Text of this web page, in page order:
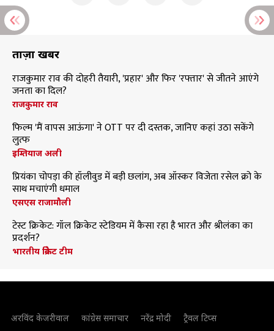
ताज़ा खबरें
राजकुमार राव की दोहरी तैयारी, 'प्रहार' और फिर 'रफ्तार' से जीतने आएंगे
जनता का दिल?
राजकुमार राव
फिल्म 'मैं वापस आऊंगा' ने OTT पर दी दस्तक, जानिए कहां उठा सकेंगे
लुत्फ
इम्तियाज अली
प्रियंका चोपड़ा की हॉलीवुड में बड़ी छलांग, अब ऑस्कर विजेता रसेल क्रो के
साथ मचाएंगी धमाल
एसएस राजामौली
टेस्ट क्रिकेट: गॉल क्रिकेट स्टेडियम में कैसा रहा है भारत और श्रीलंका का
प्रदर्शन?
भारतीय क्रिकेट टीम
अरविंद केजरीवाल कांग्रेस समाचार नरेंद्र मोदी ट्रैवल टिप्स